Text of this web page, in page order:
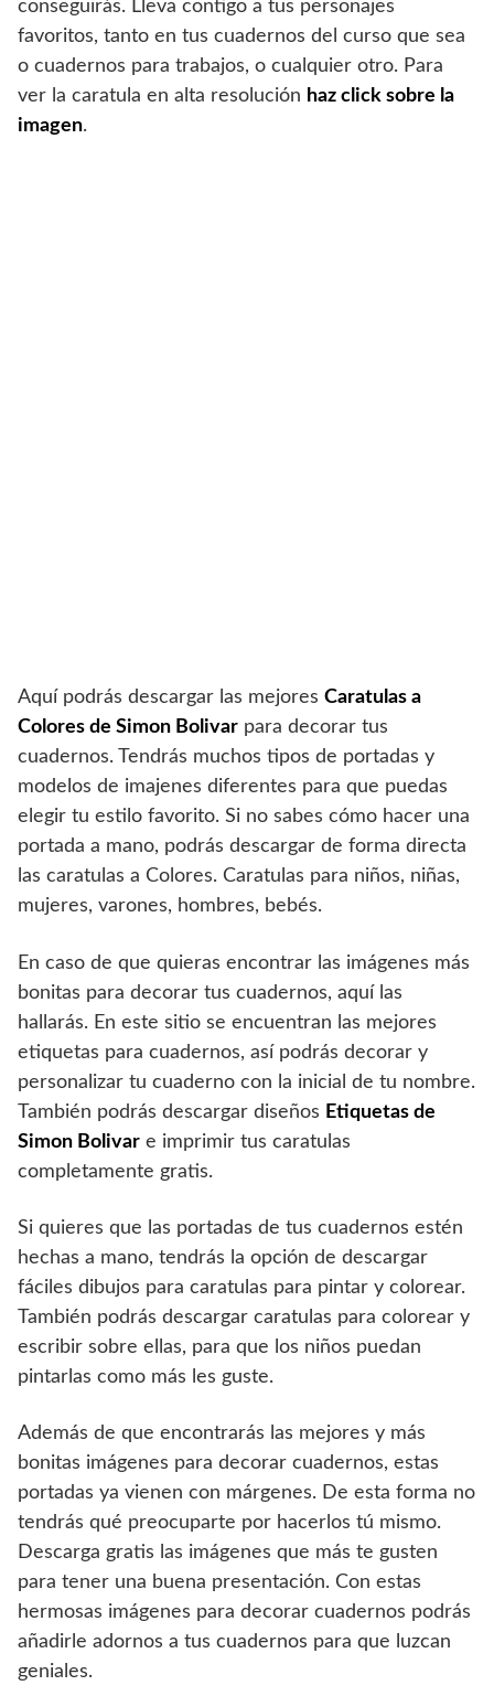
conseguirás. Lleva contigo a tus personajes
favoritos, tanto en tus cuadernos del curso que sea
o cuadernos para trabajos, o cualquier otro. Para
ver la caratula en alta resolución haz click sobre la
imagen.
Aquí podrás descargar las mejores Caratulas a
Colores de Simon Bolivar para decorar tus
cuadernos. Tendrás muchos tipos de portadas y
modelos de imajenes diferentes para que puedas
elegir tu estilo favorito. Si no sabes cómo hacer una
portada a mano, podrás descargar de forma directa
las caratulas a Colores. Caratulas para niños, niñas,
mujeres, varones, hombres, bebés.
En caso de que quieras encontrar las imágenes más
bonitas para decorar tus cuadernos, aquí las
hallarás. En este sitio se encuentran las mejores
etiquetas para cuadernos, así podrás decorar y
personalizar tu cuaderno con la inicial de tu nombre.
También podrás descargar diseños Etiquetas de
Simon Bolivar e imprimir tus caratulas
completamente gratis.
Si quieres que las portadas de tus cuadernos estén
hechas a mano, tendrás la opción de descargar
fáciles dibujos para caratulas para pintar y colorear.
También podrás descargar caratulas para colorear y
escribir sobre ellas, para que los niños puedan
pintarlas como más les guste.
Además de que encontrarás las mejores y más
bonitas imágenes para decorar cuadernos, estas
portadas ya vienen con márgenes. De esta forma no
tendrás qué preocuparte por hacerlos tú mismo.
Descarga gratis las imágenes que más te gusten
para tener una buena presentación. Con estas
hermosas imágenes para decorar cuadernos podrás
añadirle adornos a tus cuadernos para que luzcan
geniales.